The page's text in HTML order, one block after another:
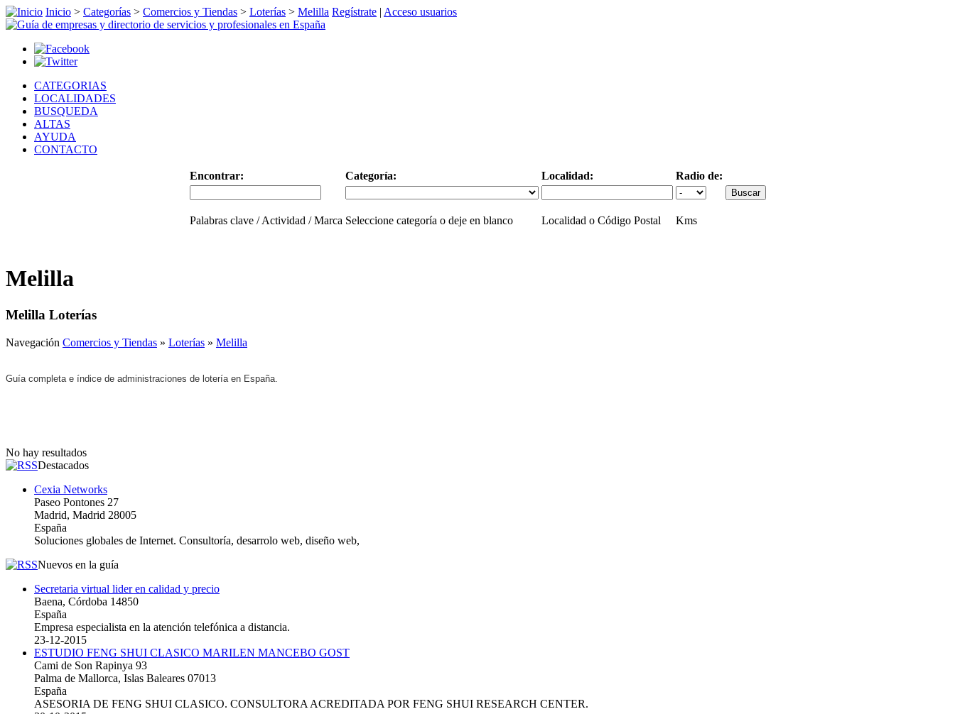
Inicio > Categorías > Comercios y Tiendas > Loterías > Melilla Regístrate | Acceso usuarios
CATEGORIAS
LOCALIDADES
BUSQUEDA
ALTAS
AYUDA
CONTACTO
Encontrar: Categoría: Localidad: Radio de:
Palabras clave / Actividad / Marca Seleccione categoría o deje en blanco Localidad o Código Postal Kms
Melilla
Melilla Loterías
Navegación Comercios y Tiendas » Loterías » Melilla
Guía completa e índice de administraciones de lotería en España.
No hay resultados
Destacados
Cexia Networks
Paseo Pontones 27
Madrid, Madrid 28005
España
Soluciones globales de Internet. Consultoría, desarrolo web, diseño web,
Nuevos en la guía
Secretaria virtual lider en calidad y precio
Baena, Córdoba 14850
España
Empresa especialista en la atención telefónica a distancia.
23-12-2015
ESTUDIO FENG SHUI CLASICO MARILEN MANCEBO GOST
Cami de Son Rapinya 93
Palma de Mallorca, Islas Baleares 07013
España
ASESORIA DE FENG SHUI CLASICO. CONSULTORA ACREDITADA POR FENG SHUI RESEARCH CENTER.